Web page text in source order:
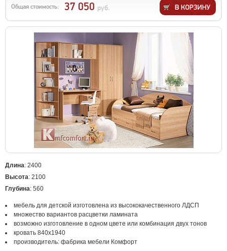
Общая стоимость: 37 050 руб.
Длина: 2400
Высота: 2100
Глубина: 560
мебель для детской изготовлена из высококачественного ЛДСП
множество вариантов расцветки ламината
возможно изготовление в одном цвете или комбинация двух тонов
кровать 840х1940
производитель: фабрика мебели Комфорт